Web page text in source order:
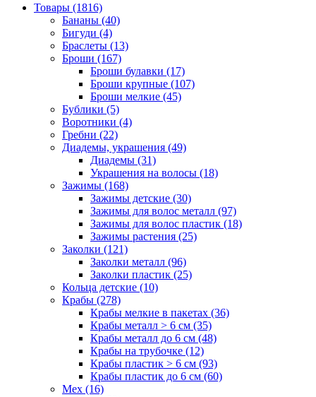
Товары (1816)
Бананы (40)
Бигуди (4)
Браслеты (13)
Броши (167)
Броши булавки (17)
Броши крупные (107)
Броши мелкие (45)
Бублики (5)
Воротники (4)
Гребни (22)
Диадемы, украшения (49)
Диадемы (31)
Украшения на волосы (18)
Зажимы (168)
Зажимы детские (30)
Зажимы для волос металл (97)
Зажимы для волос пластик (18)
Зажимы растения (25)
Заколки (121)
Заколки металл (96)
Заколки пластик (25)
Кольца детские (10)
Крабы (278)
Крабы мелкие в пакетах (36)
Крабы металл > 6 см (35)
Крабы металл до 6 см (48)
Крабы на трубочке (12)
Крабы пластик > 6 см (93)
Крабы пластик до 6 см (60)
Мех (16)